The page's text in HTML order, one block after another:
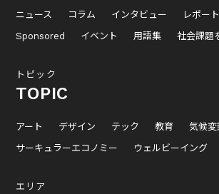
ニュース コラム インタビュー レポート
Sponsored
イベント 用語集 社会課題
トピック
TOPIC
アート デザイン テック 教育
気候変
サーキュラーエコノミー
ウェルビーイング
エリア